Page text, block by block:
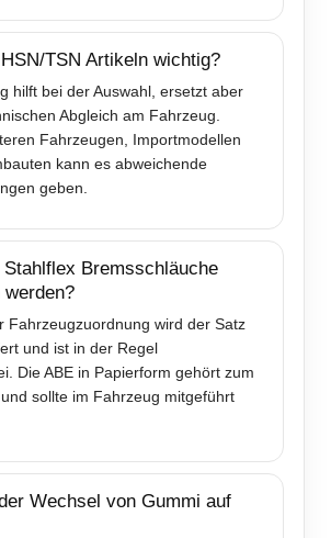
TSN Artikeln wichtig?
hilft bei der Auswahl, ersetzt aber
Abgleich am Fahrzeug.
Fahrzeugen, Importmodellen
kann es abweichende
geben.
Bremsschläuche
werden?
Fahrzeugzuordnung wird der Satz
und ist in der Regel
Die ABE in Papierform gehört zum
sollte im Fahrzeug mitgeführt
Wechsel von Gummi auf